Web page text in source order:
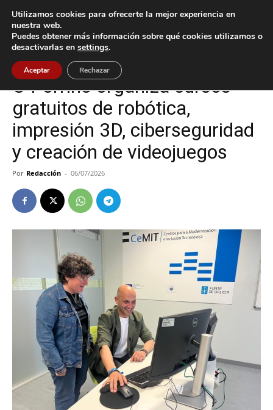
Inicio Cultura / Ocio
Cultura / Ocio O Porriño Tecnología
O Porriño organiza cursos
gratuitos de robótica,
impresión 3D, ciberseguridad
y creación de videojuegos
Por Redacción - 06/07/2026
Utilizamos cookies para ofrecerte la mejor experiencia en
nuestra web.
Puedes obtener más información sobre qué cookies utilizamos o
desactivarlas en settings.
Aceptar Rechazar